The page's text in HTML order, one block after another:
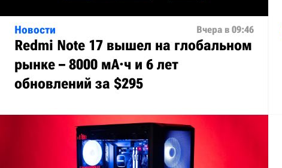
Новости Вчера в 09:46
Redmi Note 17 вышел на глобальном
рынке – 8000 мА·ч и 6 лет
обновлений за $295